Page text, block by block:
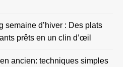
semaine d’hiver : Des plats
prêts en un clin d’œil
ancien: techniques simples